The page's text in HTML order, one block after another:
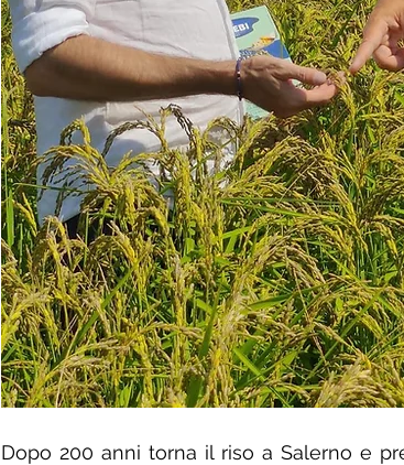
Dopo 200 anni torna il riso a Salerno e